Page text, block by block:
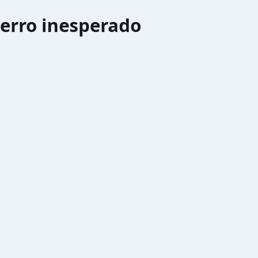
erro inesperado